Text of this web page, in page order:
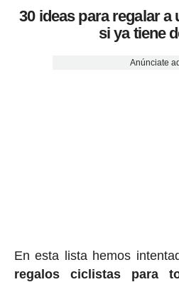
30 ideas para regalar
si ya tiene
Anúnciate
En esta lista hemos
regalos ciclistas para